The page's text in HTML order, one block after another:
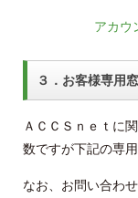
アカウ
３．お客様専用
ＡＣＣＳｎｅｔに
数ですが下記の専
なお、お問い合わ